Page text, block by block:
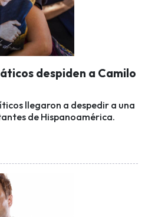
despiden a Camilo
llegaron a despedir a una
de Hispanoamérica.